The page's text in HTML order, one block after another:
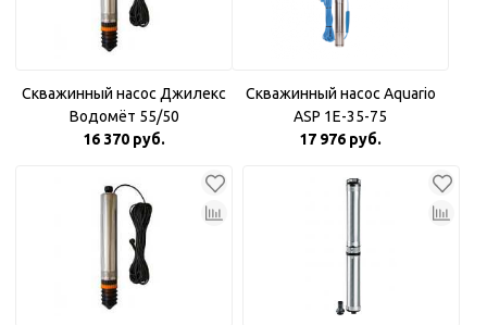
Скважинный насос Джилекс
Водомёт 55/50
16 370 руб.
Скважинный насос Aquario
ASP 1E-35-75
17 976 руб.